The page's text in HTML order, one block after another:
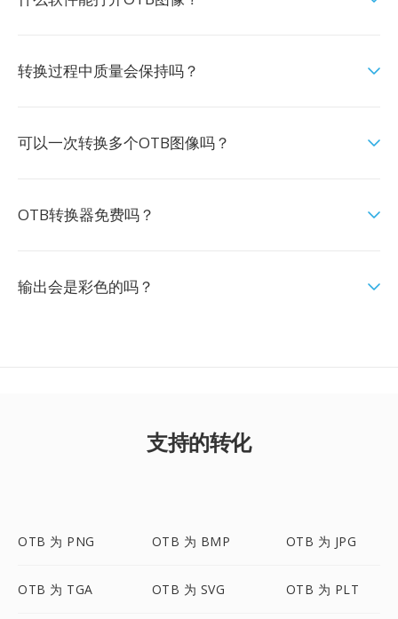
转换过程中质量会保持吗？
可以一次转换多个OTB图像吗？
OTB转换器免费吗？
输出会是彩色的吗？
支持的转化
OTB 为 PNG OTB 为 BMP OTB 为 JPG
OTB 为 TGA OTB 为 SVG OTB 为 PLT